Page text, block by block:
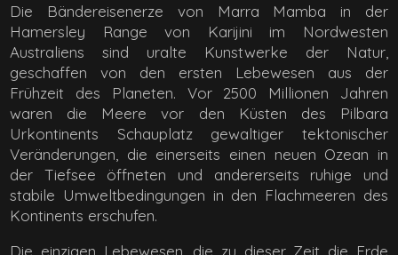
Die Bändereisenerze von Marra Mamba in der
Hamersley Range von Karijini im Nordwesten
Australiens sind uralte Kunstwerke der Natur,
geschaffen von den ersten Lebewesen aus der
Frühzeit des Planeten. Vor 2500 Millionen Jahren
waren die Meere vor den Küsten des Pilbara
Urkontinents Schauplatz gewaltiger tektonischer
Veränderungen, die einerseits einen neuen Ozean in
der Tiefsee öffneten und andererseits ruhige und
stabile Umweltbedingungen in den Flachmeeren des
Kontinents erschufen.
Die einzigen Lebewesen, die zu dieser Zeit die Erde